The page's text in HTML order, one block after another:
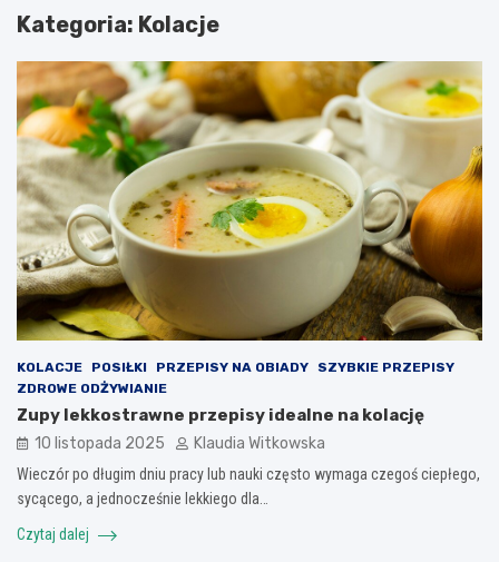
Kategoria: Kolacje
KOLACJE POSIŁKI PRZEPISY NA OBIADY
SZYBKIE PRZEPISY
ZDROWE ODŻYWIANIE
Zupy lekkostrawne przepisy idealne na kolację
10 listopada 2025 Klaudia Witkowska
Wieczór po długim dniu pracy lub nauki często wymaga czegoś ciepłego,
sycącego, a jednocześnie lekkiego dla…
Czytaj dalej